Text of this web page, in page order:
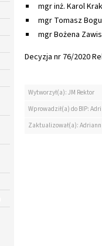
mgr inż. Karol
mgr Tomasz
mgr Bożena
Decyzja nr 76/2020
Wytworzył(a): JM Rektor
Wprowadził(a) do BIP:
Zaktualizował(a):